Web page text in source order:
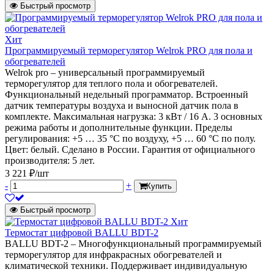
Быстрый просмотр
Хит
Программируемый терморегулятор Welrok PRO для пола и
обогревателей
Welrok pro – универсальный программируемый
терморегулятор для теплого пола и обогревателей.
Функциональный недельный программатор. Встроенный
датчик температуры воздуха и выносной датчик пола в
комплекте. Максимальная нагрузка: 3 кВт / 16 А. 3 основных
режима работы и дополнительные функции. Пределы
регулирования: +5 … 35 °С по воздуху, +5 … 60 °С по полу.
Цвет: белый. Сделано в России. Гарантия от официального
производителя: 5 лет.
3 221 ₽/шт
-
+ Купить
Быстрый просмотр
Хит
Термостат цифровой BALLU BDT-2
BALLU BDT-2 – Многофункциональный программируемый
терморегулятор для инфракрасных обогревателей и
климатической техники. Поддерживает индивидуальную